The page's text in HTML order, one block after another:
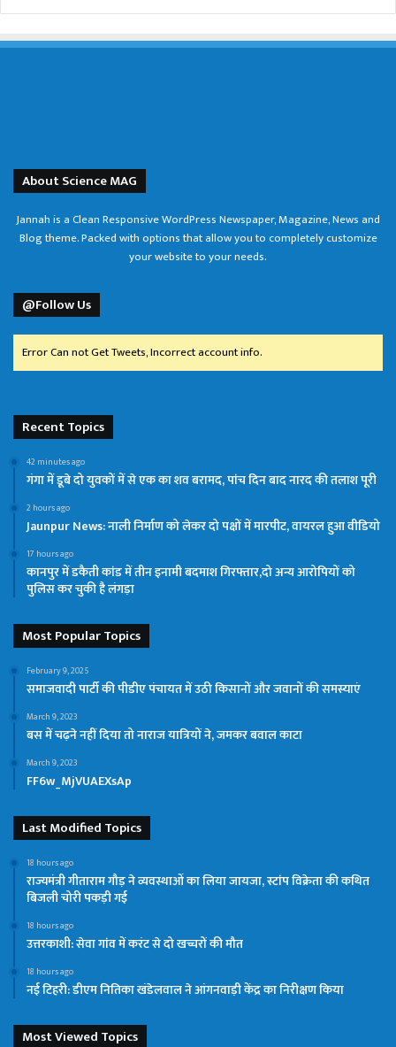
About Science MAG
Jannah is a Clean Responsive WordPress Newspaper, Magazine, News and
Blog theme. Packed with options that allow you to completely customize
your website to your needs.
@Follow Us
Error Can not Get Tweets, Incorrect account info.
Recent Topics
42 minutes ago
गंगा में डूबे दो युवकों में से एक का शव बरामद, पांच दिन बाद नारद की तलाश पूरी
2 hours ago
Jaunpur News: नाली निर्माण को लेकर दो पक्षों में मारपीट, वायरल हुआ वीडियो
17 hours ago
कानपुर में डकैती कांड में तीन इनामी बदमाश गिरफ्तार,दो अन्य आरोपियों को
पुलिस कर चुकी है लंगड़ा
Most Popular Topics
February 9, 2025
समाजवादी पार्टी की पीडीए पंचायत में उठी किसानों और जवानों की समस्याएं
March 9, 2023
बस में चढ़ने नहीं दिया तो नाराज यात्रियों ने, जमकर बवाल काटा
March 9, 2023
FF6w_MjVUAEXsAp
Last Modified Topics
18 hours ago
राज्यमंत्री गीताराम गौड़ ने व्यवस्थाओं का लिया जायजा, स्टांप विक्रेता की कथित
बिजली चोरी पकड़ी गई
18 hours ago
उत्तरकाशी: सेवा गांव में करंट से दो खच्चरों की मौत
18 hours ago
नई टिहरी: डीएम नितिका खंडेलवाल ने आंगनवाड़ी केंद्र का निरीक्षण किया
Most Viewed Topics